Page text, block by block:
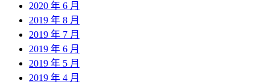
2020 年 6 月
2019 年 8 月
2019 年 7 月
2019 年 6 月
2019 年 5 月
2019 年 4 月